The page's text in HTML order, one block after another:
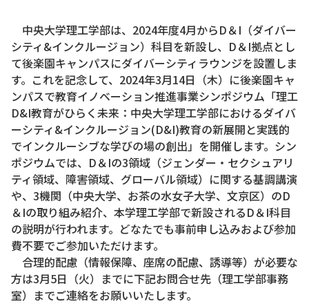
中央大学理工学部は、2024年度4月からD＆I（ダイバー
シティ&インクルージョン）科目を新設し、D＆I拠点とし
て後楽園キャンパスにダイバーシティラウンジを設置しま
す。これを記念して、2024年3月14日（木）に後楽園キャ
ンパスで教育イノベーション推進事業シンポジウム「理工
D&I教育がひらく未来：中央大学理工学部におけるダイバ
ーシティ&インクルージョン(D&I)教育の新展開と実践的
でインクルーシブな学びの場の創出」を開催します。シン
ポジウムでは、D＆Iの3領域（ジェンダー・セクシュアリ
ティ領域、障害領域、グローバル領域）に関する基調講演
や、3機関（中央大学、お茶の水女子大学、文京区）のD
＆Iの取り組み紹介、本学理工学部で新設されるD＆I科目
の説明が行われます。どなたでも事前申し込みおよび参加
費不要でご参加いただけます。
合理的配慮（情報保障、座席の配慮、誘導等）が必要な
方は3月5日（火）までに下記お問合せ先（理工学部事務
室）までご連絡をお願いいたします。